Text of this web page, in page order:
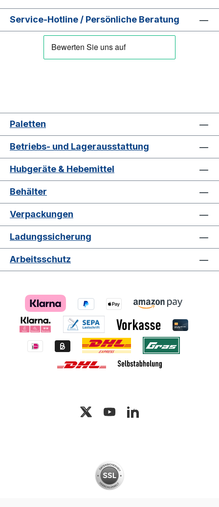
Service-Hotline / Persönliche Beratung
Paletten
Betriebs- und Lagerausstattung
Hubgeräte & Hebemittel
Behälter
Verpackungen
Ladungssicherung
Arbeitsschutz